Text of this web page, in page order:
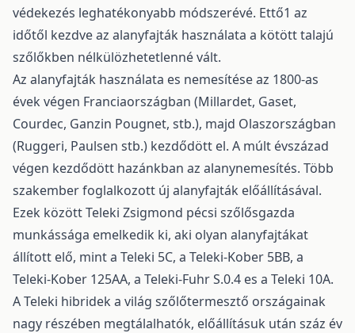
védekezés leghatékonyabb módszerévé. Ettő1 az
időtől kezdve az alanyfajták használata a kötött talajú
szőlők­ben nélkülözhetetlenné vált.
Az alanyfajták használata es nemesítése az 1800-as
évek végen Franciaországban (Millardet, Gaset,
Courdec, Ganzin Pougnet, stb.), majd Olaszországban
(Ruggeri, Paulsen stb.) kezdődött el. A múlt évszázad
végen kezdődött hazánkban az alanynemesítés. Több
szakember foglalkozott új alanyfajták előállításával.
Ezek között Teleki Zsigmond pécsi szőlősgazda
munkássága emelkedik ki, aki olyan alanyfajtákat
állított elő, mint a Teleki 5C, a Teleki-Kober 5BB, a
Teleki-Kober 125AA, a Teleki-Fuhr S.0.4 es a Teleki 10A.
A Teleki hibridek a világ szőlőtermesztő országainak
nagy részében megtálalhatók, előállításuk után száz év